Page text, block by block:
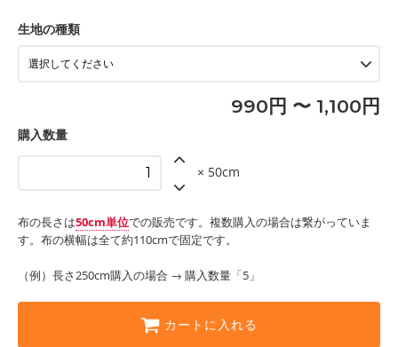
もっと詳しく見る
・工作用エプロン
もっと詳しく見る
生地の種類
990円 〜 1,100円
購入数量
× 50cm
布の長さは50cm単位での販売です。複数購入の場合は繋がっていま
す。布の横幅は全て約110cmで固定です。
（例）長さ250cm購入の場合 → 購入数量「5」
カートに入れる